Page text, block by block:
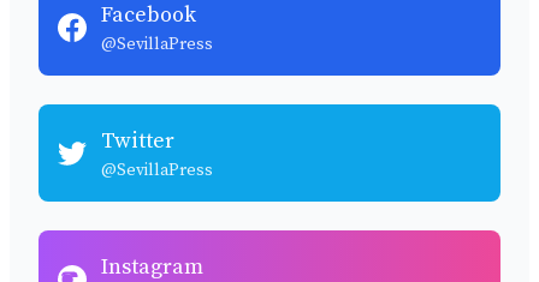
Facebook
@SevillaPress
Twitter
@SevillaPress
Instagram